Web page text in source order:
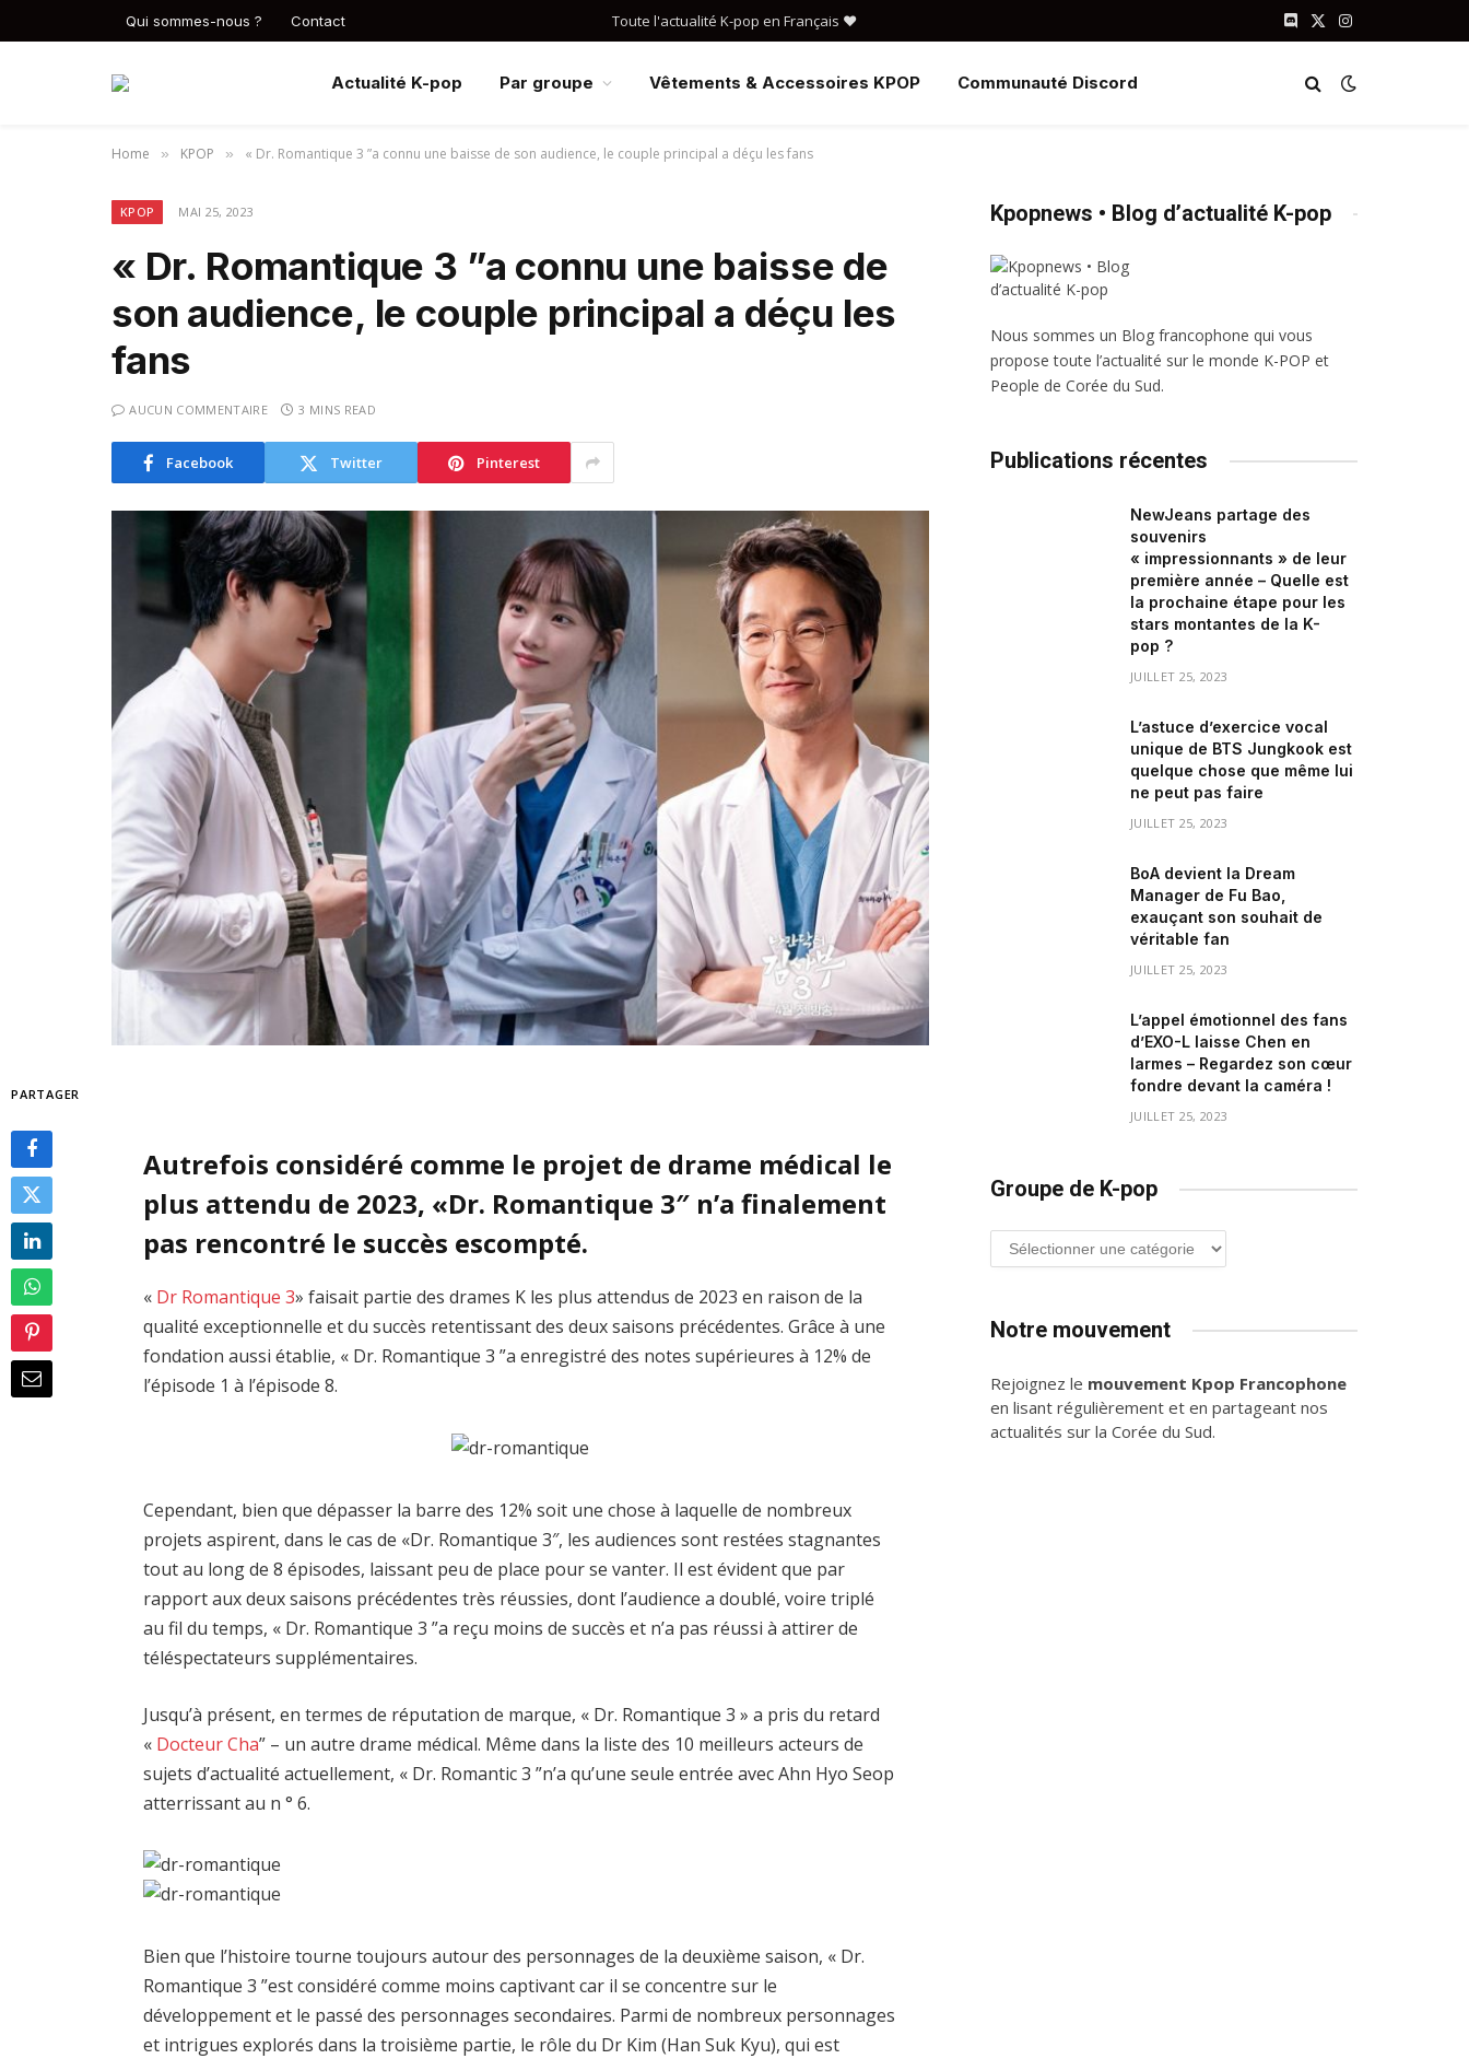
Qui sommes-nous ? Contact Toute l'actualité K-pop en Français ❤️ Discord
X
Instagram
Actualité K-pop Par groupe Vêtements & Accessoires KPOP Communauté Discord
Home » KPOP » « Dr. Romantique 3 ”a connu une baisse de son audience, le couple principal a déçu les fans
KPOP MAI 25, 2023
« Dr. Romantique 3 ”a connu une baisse de
son audience, le couple principal a déçu les
fans
AUCUN COMMENTAIRE 3 MINS READ
Facebook Twitter Pinterest
PARTAGER
Autrefois considéré comme le projet de drame médical le
plus attendu de 2023, «Dr. Romantique 3″ n’a finalement
pas rencontré le succès escompté.
« Dr Romantique 3» faisait partie des drames K les plus attendus de 2023 en raison de la
qualité exceptionnelle et du succès retentissant des deux saisons précédentes. Grâce à une
fondation aussi établie, « Dr. Romantique 3 ”a enregistré des notes supérieures à 12% de
l’épisode 1 à l’épisode 8.
Cependant, bien que dépasser la barre des 12% soit une chose à laquelle de nombreux
projets aspirent, dans le cas de «Dr. Romantique 3″, les audiences sont restées stagnantes
tout au long de 8 épisodes, laissant peu de place pour se vanter. Il est évident que par
rapport aux deux saisons précédentes très réussies, dont l’audience a doublé, voire triplé
au fil du temps, « Dr. Romantique 3 ”a reçu moins de succès et n’a pas réussi à attirer de
téléspectateurs supplémentaires.
Jusqu’à présent, en termes de réputation de marque, « Dr. Romantique 3 » a pris du retard
« Docteur Cha” – un autre drame médical. Même dans la liste des 10 meilleurs acteurs de
sujets d’actualité actuellement, « Dr. Romantic 3 ”n’a qu’une seule entrée avec Ahn Hyo Seop
atterrissant au n ° 6.
Bien que l’histoire tourne toujours autour des personnages de la deuxième saison, « Dr.
Romantique 3 ”est considéré comme moins captivant car il se concentre sur le
développement et le passé des personnages secondaires. Parmi de nombreux personnages
et intrigues explorés dans la troisième partie, le rôle du Dr Kim (Han Suk Kyu), qui est
Kpopnews • Blog d’actualité K-pop
Nous sommes un Blog francophone qui vous
propose toute l’actualité sur le monde K-POP et
People de Corée du Sud.
Publications récentes
NewJeans partage des
souvenirs
« impressionnants » de leur
première année – Quelle est
la prochaine étape pour les
stars montantes de la K-
pop ?
JUILLET 25, 2023
L’astuce d’exercice vocal
unique de BTS Jungkook est
quelque chose que même lui
ne peut pas faire
JUILLET 25, 2023
BoA devient la Dream
Manager de Fu Bao,
exauçant son souhait de
véritable fan
JUILLET 25, 2023
L’appel émotionnel des fans
d’EXO-L laisse Chen en
larmes – Regardez son cœur
fondre devant la caméra !
JUILLET 25, 2023
Groupe de K-pop
Groupe
de
Notre mouvement
Rejoignez le mouvement Kpop Francophone
en lisant régulièrement et en partageant nos
actualités sur la Corée du Sud.